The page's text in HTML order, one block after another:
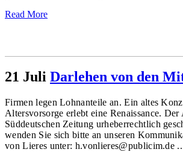
Read More
21 Juli Darlehen von den
Firmen legen Lohnanteile an. Ein altes
Altersvorsorge erlebt eine Renaissance.
Süddeutschen Zeitung urheberrechtlich
wenden Sie sich bitte an unseren
von Lieres unter: h.vonlieres@publicim.de